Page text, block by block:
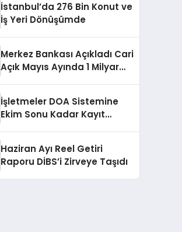
İstanbul’da 276 Bin Konut ve
İş Yeri Dönüşümde
Merkez Bankası Açıkladı Cari
Açık Mayıs Ayında 1 Milyar
İşletmeler DOA Sistemine
Ekim Sonu Kadar Kayıt
Haziran Ayı Reel Getiri
Raporu DİBS’i Zirveye Taşıdı